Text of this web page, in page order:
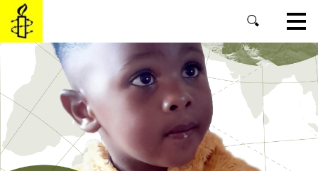
SKIP
MAIN
CONTENT